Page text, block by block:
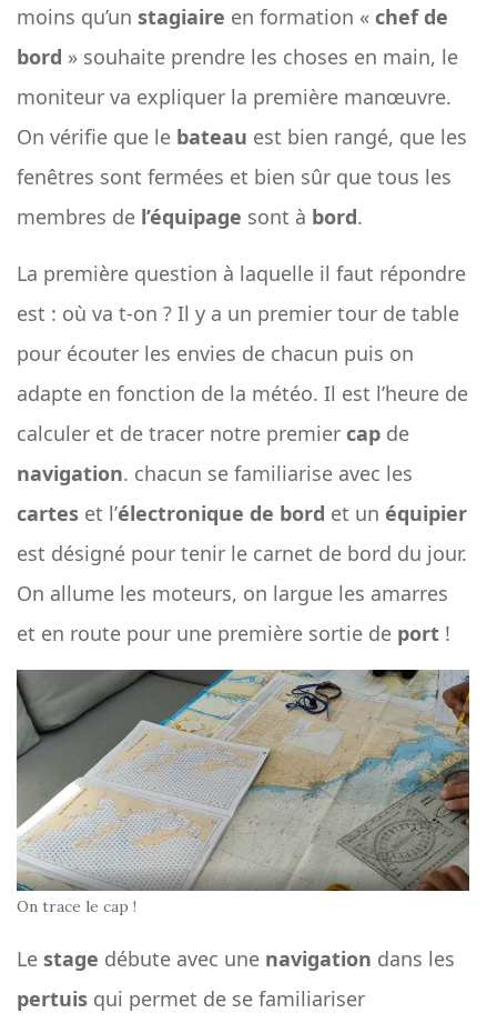
moins qu’un stagiaire en formation « chef de
bord » souhaite prendre les choses en main, le
moniteur va expliquer la première manœuvre.
On vérifie que le bateau est bien rangé, que les
fenêtres sont fermées et bien sûr que tous les
membres de l’équipage sont à bord.
La première question à laquelle il faut répondre
est : où va t-on ? Il y a un premier tour de table
pour écouter les envies de chacun puis on
adapte en fonction de la météo. Il est l’heure de
calculer et de tracer notre premier cap de
navigation. chacun se familiarise avec les
cartes et l’électronique de bord et un équipier
est désigné pour tenir le carnet de bord du jour.
On allume les moteurs, on largue les amarres
et en route pour une première sortie de port !
On trace le cap !
Le stage débute avec une navigation dans les
pertuis qui permet de se familiariser